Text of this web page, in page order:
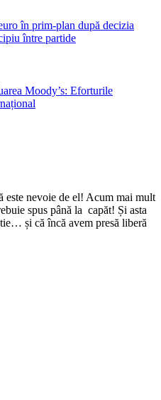
în prim-plan după decizia
între partide
Moody’s: Eforturile
este nevoie de el! Acum mai mult
spus până la capăt! Și asta
și că încă avem presă liberă